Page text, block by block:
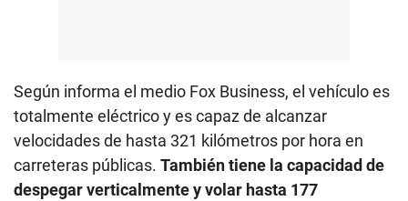
Según informa el medio Fox Business, el vehículo es
totalmente eléctrico y es capaz de alcanzar
velocidades de hasta 321 kilómetros por hora en
carreteras públicas. También tiene la capacidad de
despegar verticalmente y volar hasta 177